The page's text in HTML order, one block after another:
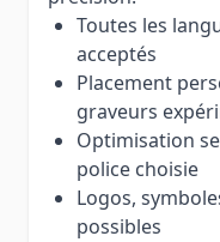
Toutes les
acceptés
Placement
graveurs
Optimisation
police choisie
Logos,
possibles